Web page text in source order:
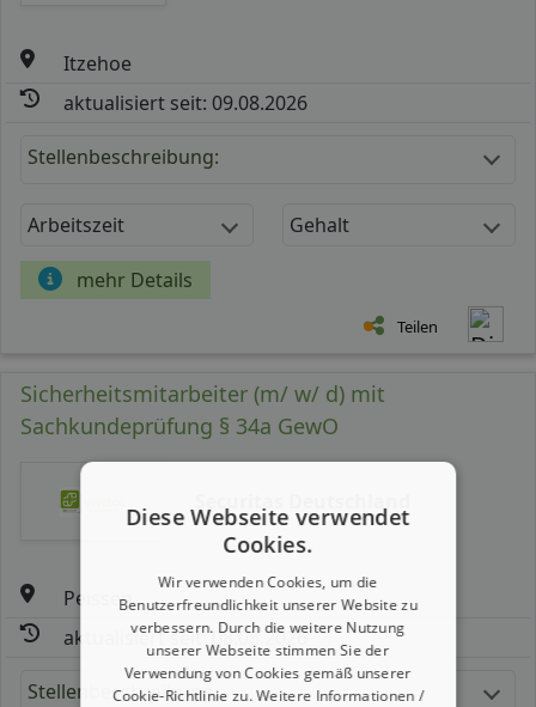
Itzehoe
aktualisiert seit: 09.08.2026
Stellenbeschreibung:
Arbeitszeit Gehalt
mehr Details
Teilen
Sicherheitsmitarbeiter (m/ w/ d) mit
Sachkundeprüfung § 34a GewO
Peissen
aktualisiert seit: 08.08.2026
Stellenbeschreibung:
Diese Webseite verwendet
Cookies.
Wir verwenden Cookies, um die
Benutzerfreundlichkeit unserer Website zu
verbessern. Durch die weitere Nutzung
unserer Webseite stimmen Sie der
Verwendung von Cookies gemäß unserer
Cookie-Richtlinie zu.Weitere Informationen /